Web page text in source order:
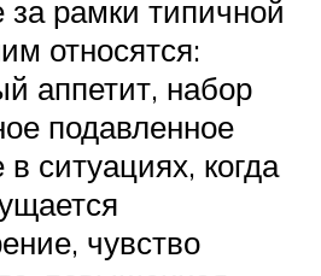
рамки типичной
относятся:
аппетит, набор
подавленное
ситуациях, когда
чувство